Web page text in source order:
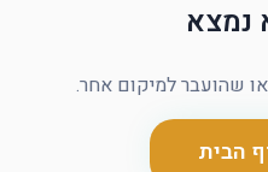
נמצא
שהועבר למיקום אחר.
הבית